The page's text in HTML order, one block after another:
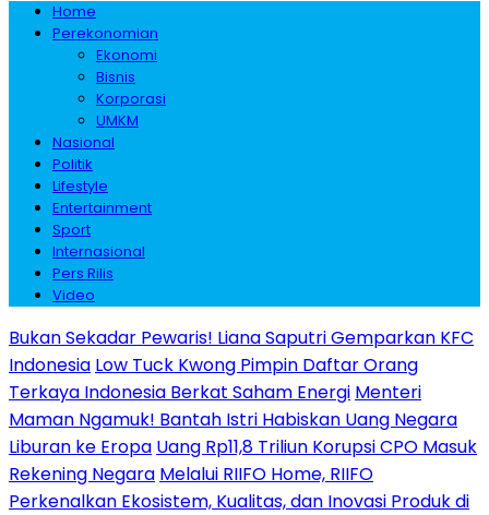
Home
Perekonomian
Ekonomi
Bisnis
Korporasi
UMKM
Nasional
Politik
Lifestyle
Entertainment
Sport
Internasional
Pers Rilis
Video
Bukan Sekadar Pewaris! Liana Saputri Gemparkan KFC
Indonesia Low Tuck Kwong Pimpin Daftar Orang
Terkaya Indonesia Berkat Saham Energi Menteri
Maman Ngamuk! Bantah Istri Habiskan Uang Negara
Liburan ke Eropa Uang Rp11,8 Triliun Korupsi CPO Masuk
Rekening Negara Melalui RIIFO Home, RIIFO
Perkenalkan Ekosistem, Kualitas, dan Inovasi Produk di